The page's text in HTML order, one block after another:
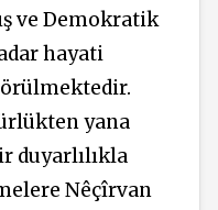
ve Demokratik
hayati
yana
duyarlılıkla
Nêçîrvan